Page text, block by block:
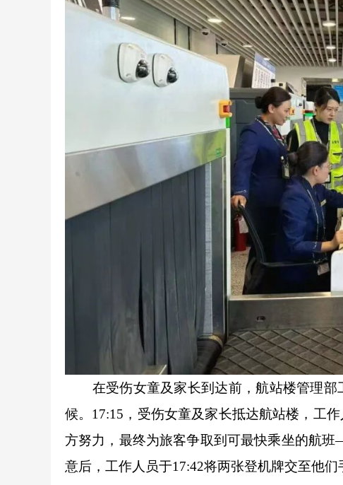
在受伤女童及家长到达前，航站楼管理部
候。17:15，受伤女童及家长抵达航站楼，工
方努力，最终为旅客争取到可最快乘坐的航
意后，工作人员于17:42将两张登机牌交至他们